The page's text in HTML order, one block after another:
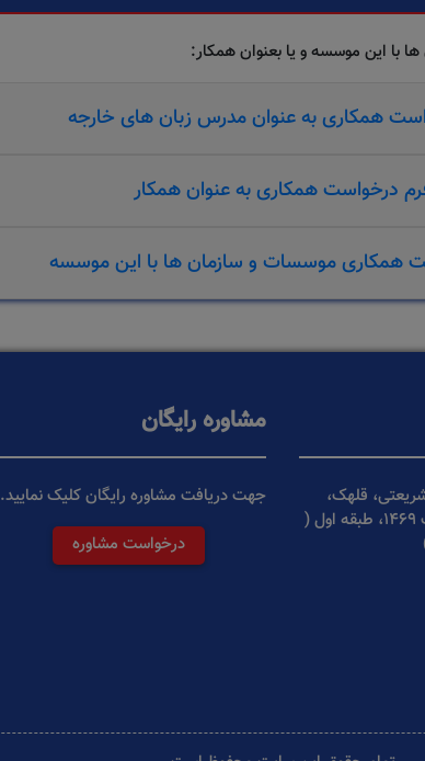
با این موسسه و یا بعنوان همکار:
همکاری به عنوان مدرس زبان های خارجه
درخواست همکاری به عنوان همکار
همکاری موسسات و سازمان ها با این موسسه
قلهک،
تقاطع خیابان یخچال، پلاک 1469، طبقه اول (
مشاوره رایگان
جهت دریافت مشاوره رایگان کلیک نمایید.
درخواست مشاوره